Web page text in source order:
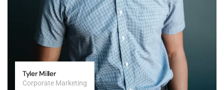
Tyler Miller
Corporate Marketing